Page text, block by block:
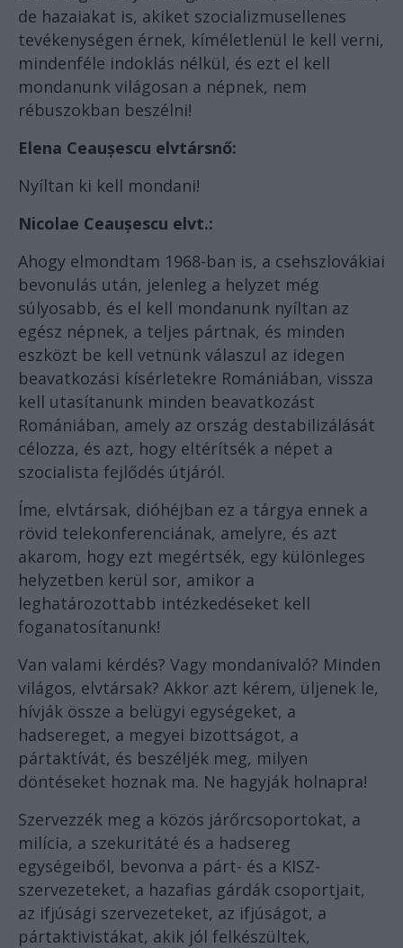
de hazaiakat is, akiket szocializmusellenes
tevékenységen érnek, kíméletlenül le kell verni,
mindenféle indoklás nélkül, és ezt el kell
mondanunk világosan a népnek, nem
rébuszokban beszélni!
Elena Ceaușescu elvtársnő:
Nyíltan ki kell mondani!
Nicolae Ceaușescu elvt.:
Ahogy elmondtam 1968-ban is, a csehszlovákiai
bevonulás után, jelenleg a helyzet még
súlyosabb, és el kell mondanunk nyíltan az
egész népnek, a teljes pártnak, és minden
eszközt be kell vetnünk válaszul az idegen
beavatkozási kísérletekre Romániában, vissza
kell utasítanunk minden beavatkozást
Romániában, amely az ország destabilizálását
célozza, és azt, hogy eltérítsék a népet a
szocialista fejlődés útjáról.
Íme, elvtársak, dióhéjban ez a tárgya ennek a
rövid telekonferenciának, amelyre, és azt
akarom, hogy ezt megértsék, egy különleges
helyzetben kerül sor, amikor a
leghatározottabb intézkedéseket kell
foganatosítanunk!
Van valami kérdés? Vagy mondanivaló? Minden
világos, elvtársak? Akkor azt kérem, üljenek le,
hívják össze a belügyi egységeket, a
hadsereget, a megyei bizottságot, a
pártaktívát, és beszéljék meg, milyen
döntéseket hoznak ma. Ne hagyják holnapra!
Szervezzék meg a közös járőrcsoportokat, a
milícia, a szekuritáté és a hadsereg
egységeiből, bevonva a párt- és a KISZ-
szervezeteket, a hazafias gárdák csoportjait,
az ifjúsági szervezeteket, az ifjúságot, a
pártaktivistákat, akik jól felkészültek,